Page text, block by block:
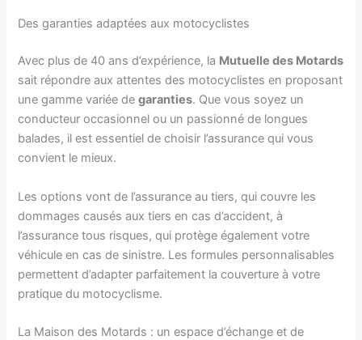
Des garanties adaptées aux motocyclistes
Avec plus de 40 ans d’expérience, la Mutuelle des Motards
sait répondre aux attentes des motocyclistes en proposant
une gamme variée degaranties. Que vous soyez un
conducteur occasionnel ou un passionné de longues
balades, il est essentiel de choisir l’assurance qui vous
convient le mieux.
Les options vont de l’assurance au tiers, qui couvre les
dommages causés aux tiers en cas d’accident, à
l’assurance tous risques, qui protège également votre
véhicule en cas de sinistre. Les formules personnalisables
permettent d’adapter parfaitement la couverture à votre
pratique du motocyclisme.
La Maison des Motards : un espace d’échange et de